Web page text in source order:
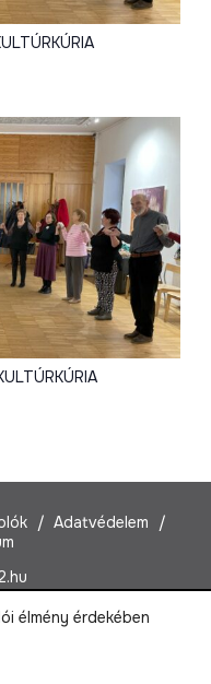
Adatvédelem
Kft.
tér 5/A
élmény érdekében